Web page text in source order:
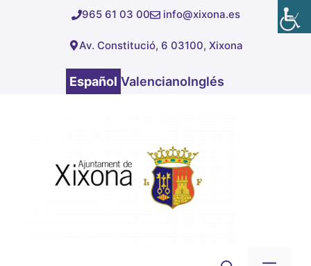
965 61 03 00 info@xixona.es
Av. Constitució, 6 03100, Xixona
Español ValencianoInglés